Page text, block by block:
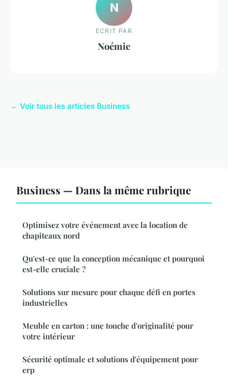
N
ECRIT PAR
Noémie
← Voir tous les articles Business
Business — Dans la même rubrique
Optimisez votre événement avec la location de
chapiteaux nord
Qu'est-ce que la conception mécanique et pourquoi
est-elle cruciale ?
Solutions sur mesure pour chaque défi en portes
industrielles
Meuble en carton : une touche d'originalité pour
votre intérieur
Sécurité optimale et solutions d'équipement pour
erp